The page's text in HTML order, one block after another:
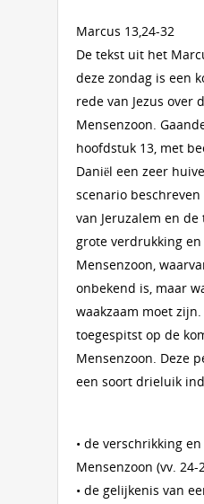
Marcus 13,24-32
De tekst uit het
deze zondag is een
rede van Jezus over
Mensenzoon.
hoofdstuk 13, met
Daniël een zeer
scenario
van Jeruzalem en
grote verdrukking
Mensenzoon,
onbekend is, maar
waakzaam moet
toegespitst op de
Mensenzoon. Deze
een soort drieluik
• de verschrikking
Mensenzoon (vv. 24-
• de gelijkenis van